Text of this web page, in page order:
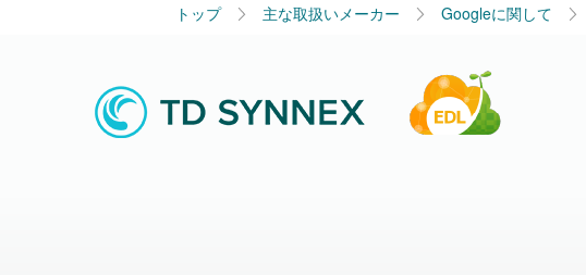
トップ 主な取扱いメーカー Googleに関して